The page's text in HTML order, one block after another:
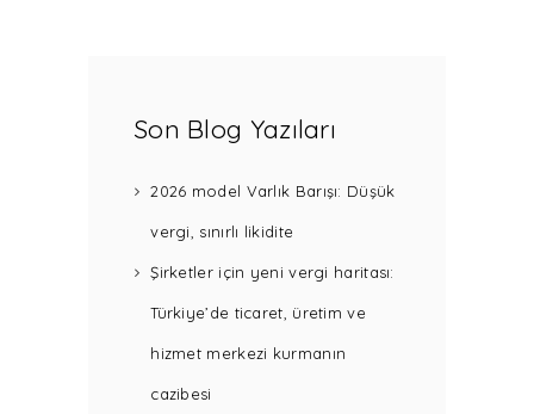
Son Blog Yazıları
2026 model Varlık Barışı: Düşük
vergi, sınırlı likidite
Şirketler için yeni vergi haritası:
Türkiye’de ticaret, üretim ve
hizmet merkezi kurmanın
cazibesi